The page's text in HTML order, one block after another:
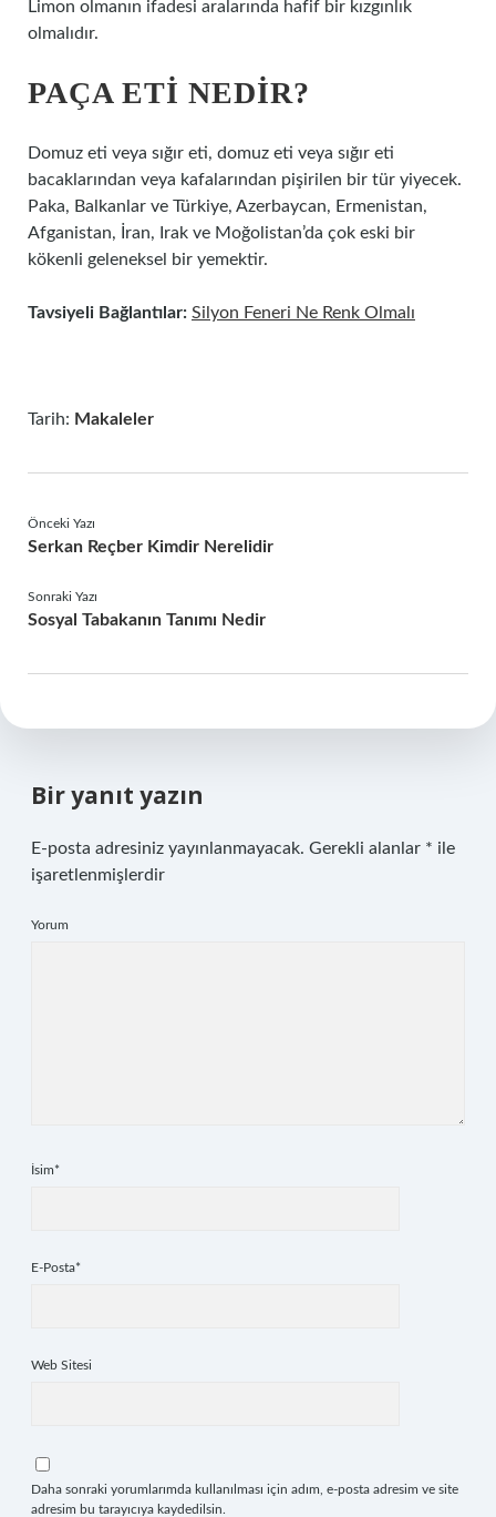
Limon olmanın ifadesi aralarında hafif bir kızgınlık
olmalıdır.
PAÇA ETI NEDIR?
Domuz eti veya sığır eti, domuz eti veya sığır eti
bacaklarından veya kafalarından pişirilen bir tür yiyecek.
Paka, Balkanlar ve Türkiye, Azerbaycan, Ermenistan,
Afganistan, İran, Irak ve Moğolistan’da çok eski bir
kökenli geleneksel bir yemektir.
Tavsiyeli Bağlantılar: Silyon Feneri Ne Renk Olmalı
Tarih: Makaleler
Önceki Yazı
Serkan Reçber Kimdir Nerelidir
Sonraki Yazı
Sosyal Tabakanın Tanımı Nedir
Bir yanıt yazın
E-posta adresiniz yayınlanmayacak. Gerekli alanlar * ile
işaretlenmişlerdir
Yorum
İsim*
E-Posta*
Web Sitesi
Daha sonraki yorumlarımda kullanılması için adım, e-posta adresim ve site
adresim bu tarayıcıya kaydedilsin.